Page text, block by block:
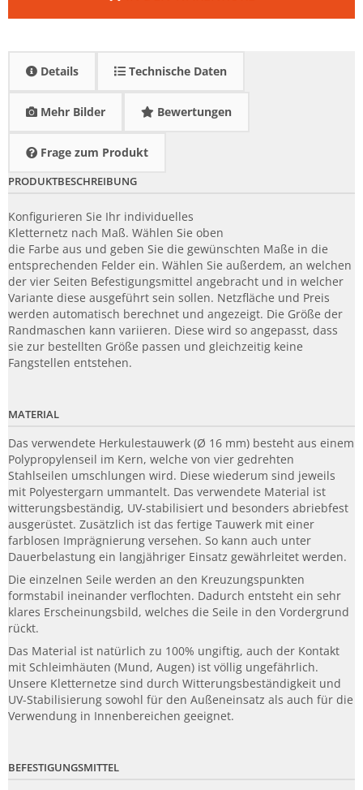
Details Technische Daten
Mehr Bilder Bewertungen
Frage zum Produkt
PRODUKTBESCHREIBUNG
Konfigurieren Sie Ihr individuelles
Kletternetz nach Maß. Wählen Sie oben
die Farbe aus und geben Sie die gewünschten Maße in die
entsprechenden Felder ein. Wählen Sie außerdem, an welchen
der vier Seiten Befestigungsmittel angebracht und in welcher
Variante diese ausgeführt sein sollen. Netzfläche und Preis
werden automatisch berechnet und angezeigt. Die Größe der
Randmaschen kann variieren. Diese wird so angepasst, dass
sie zur bestellten Größe passen und gleichzeitig keine
Fangstellen entstehen.
MATERIAL
Das verwendete Herkulestauwerk (Ø 16 mm) besteht aus einem
Polypropylenseil im Kern, welche von vier gedrehten
Stahlseilen umschlungen wird. Diese wiederum sind jeweils
mit Polyestergarn ummantelt. Das verwendete Material ist
witterungsbeständig, UV-stabilisiert und besonders abriebfest
ausgerüstet. Zusätzlich ist das fertige Tauwerk mit einer
farblosen Imprägnierung versehen. So kann auch unter
Dauerbelastung ein langjähriger Einsatz gewährleitet werden.
Die einzelnen Seile werden an den Kreuzungspunkten
formstabil ineinander verflochten. Dadurch entsteht ein sehr
klares Erscheinungsbild, welches die Seile in den Vordergrund
rückt.
Das Material ist natürlich zu 100% ungiftig, auch der Kontakt
mit Schleimhäuten (Mund, Augen) ist völlig ungefährlich.
Unsere Kletternetze sind durch Witterungsbeständigkeit und
UV-Stabilisierung sowohl für den Außeneinsatz als auch für die
Verwendung in Innenbereichen geeignet.
BEFESTIGUNGSMITTEL